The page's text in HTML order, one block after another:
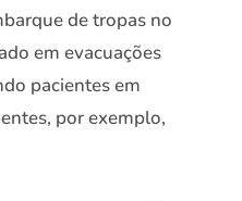
de tropas no
em evacuações
pacientes em
por exemplo,